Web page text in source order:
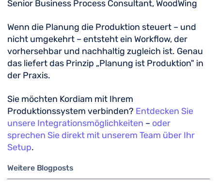
Senior Business Process Consultant, WoodWing
Wenn die Planung die Produktion steuert – und
nicht umgekehrt – entsteht ein Workflow, der
vorhersehbar und nachhaltig zugleich ist. Genau
das liefert das Prinzip „Planung ist Produktion" in
der Praxis.
Sie möchten Kordiam mit Ihrem
Produktionssystem verbinden? Entdecken Sie
unsere Integrationsmöglichkeiten – oder
sprechen Sie direkt mit unserem Team über Ihr
Setup.
Weitere Blogposts